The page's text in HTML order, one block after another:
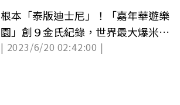
根本「泰版迪士尼」！「嘉年華遊樂
園」創９金氏紀錄，世界最大爆米花
機超狂
| 2023/6/20 02:42:00 |